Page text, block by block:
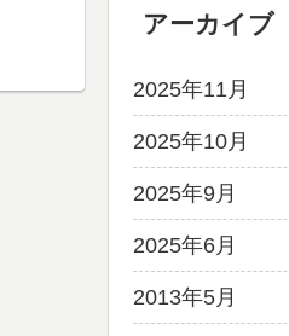
アーカイブ
2025年11月
2025年10月
2025年9月
2025年6月
2013年5月